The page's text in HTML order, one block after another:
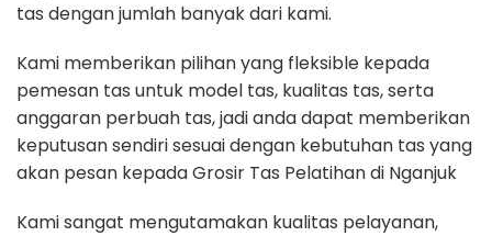
tas dengan jumlah banyak dari kami.
Kami memberikan pilihan yang fleksible kepada
pemesan tas untuk model tas, kualitas tas, serta
anggaran perbuah tas, jadi anda dapat memberikan
keputusan sendiri sesuai dengan kebutuhan tas yang
akan pesan kepada Grosir Tas Pelatihan di Nganjuk
Kami sangat mengutamakan kualitas pelayanan,